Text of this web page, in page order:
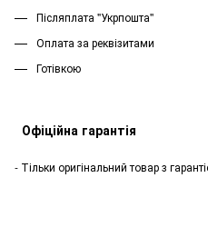
Післяплата "Укрпошта''
Оплата за реквізитами
Готівкою
Офіційна
- Тільки оригінальний товар з